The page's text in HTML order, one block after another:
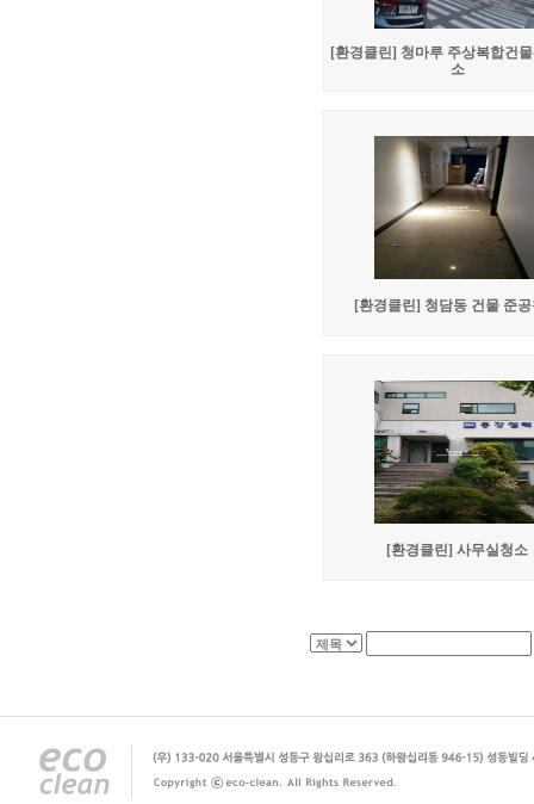
[환경클린] 청마루 주상복합건
소
[환경클린] 청담동 건물 준
[환경클린] 사무실청소